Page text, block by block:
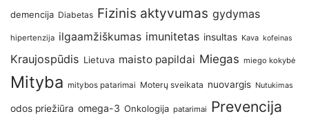
demencija Diabetas Fizinis aktyvumas gydymas
hipertenzija ilgaamžiškumas imunitetas insultas Kava kofeinas
Kraujospūdis Lietuva maisto papildai Miegas miego kokybė
Mityba mitybos patarimai Moterų sveikata nuovargis Nutukimas
odos priežiūra omega-3 Onkologija patarimai Prevencija